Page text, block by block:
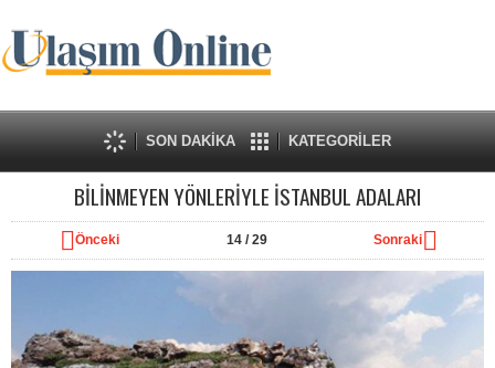
SON DAKİKA KATEGORİLER
BİLİNMEYEN YÖNLERİYLE İSTANBUL ADALARI
Önceki 14 / 29 Sonraki